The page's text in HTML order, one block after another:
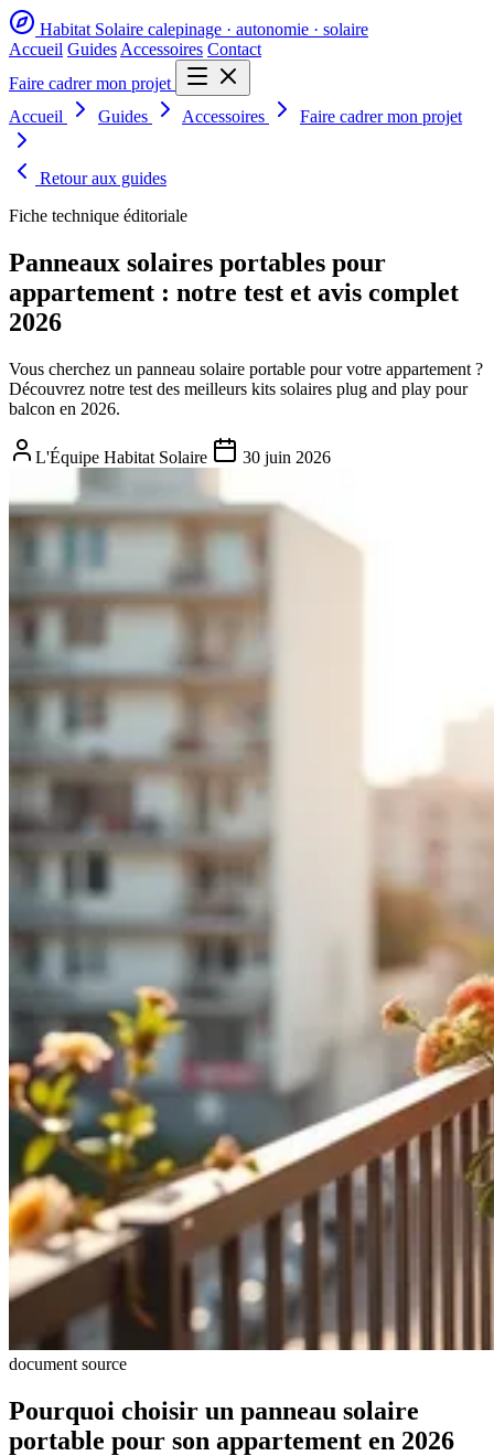
Habitat Solaire calepinage · autonomie · solaire
Accueil Guides Accessoires Contact
Faire cadrer mon projet
Accueil
Guides Accessoires Faire cadrer mon projet
Retour aux guides
Fiche technique éditoriale
Panneaux solaires portables pour
appartement : notre test et avis complet
2026
Vous cherchez un panneau solaire portable pour votre appartement ?
Découvrez notre test des meilleurs kits solaires plug and play pour
balcon en 2026.
L'Équipe Habitat Solaire 30 juin 2026
document source
Pourquoi choisir un panneau solaire
portable pour son appartement en 2026